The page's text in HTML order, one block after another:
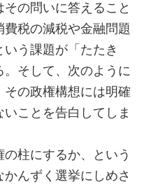
の問いに答えること
税の減税や金融問題
う課題が「たたき
そして、次のように
の政権構想には明確
ことを告白してしま
柱にするか、という
んずく選挙にしめさ